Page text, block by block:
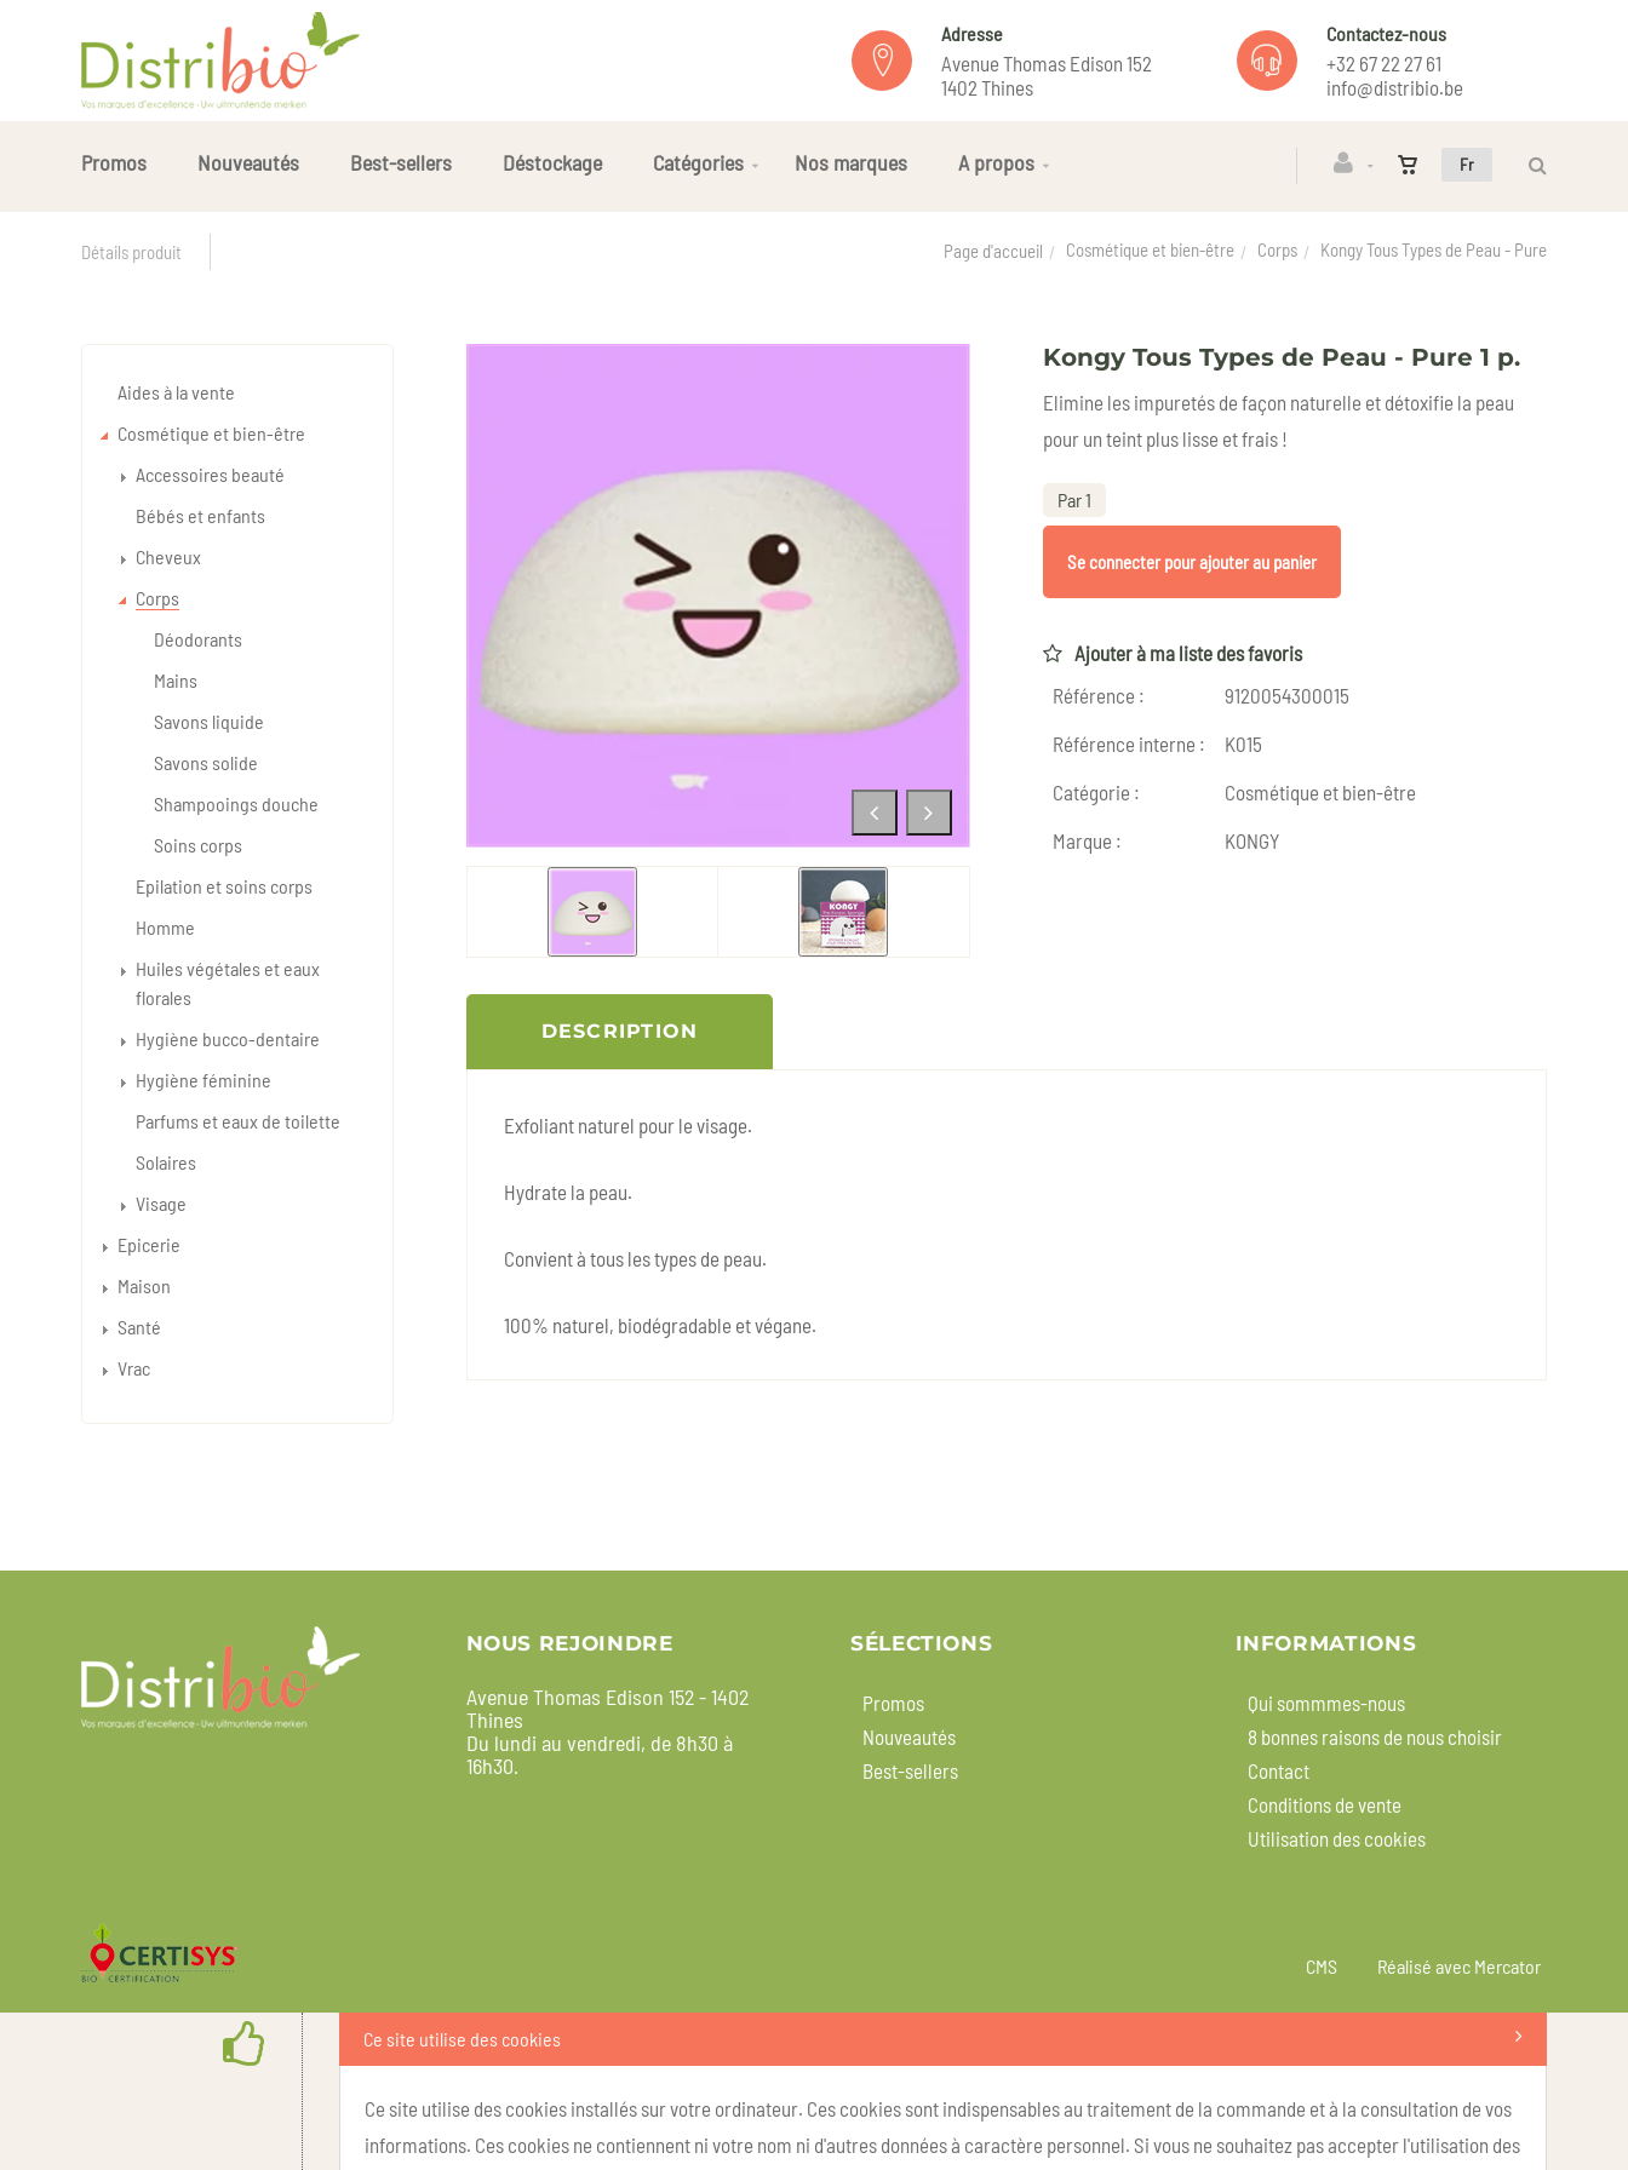
Adresse
Avenue Thomas Edison 152
1402 Thines
Contactez-nous
+32 67 22 27 61
info@distribio.be
Fr
Promos Nouveautés Best-sellers Déstockage Catégories Nos marques A propos
Détails produit Page d'accueil Cosmétique et bien-être Corps Kongy Tous Types de Peau - Pure
Kongy Tous Types de Peau - Pure 1 p.
Elimine les impuretés de façon naturelle et détoxifie la peau
pour un teint plus lisse et frais !
Par 1
Se connecter pour ajouter au panier
Ajouter à ma liste des favoris
Référence :
9120054300015
Référence interne :
K015
Catégorie :
Cosmétique et bien-être
Marque :
KONGY
DESCRIPTION
Exfoliant naturel pour le visage.
Hydrate la peau.
Convient à tous les types de peau.
100% naturel, biodégradable et végane.
Aides à la vente
Cosmétique et bien-être
Accessoires beauté
Bébés et enfants
Cheveux
Corps
Déodorants
Mains
Savons liquide
Savons solide
Shampooings douche
Soins corps
Epilation et soins corps
Homme
Huiles végétales et eaux
florales
Hygiène bucco-dentaire
Hygiène féminine
Parfums et eaux de toilette
Solaires
Visage
Epicerie
Maison
Santé
Vrac
NOUS REJOINDRE
Avenue Thomas Edison 152 - 1402
Thines
Du lundi au vendredi, de 8h30 à
16h30.
SÉLECTIONS
Promos
Nouveautés
Best-sellers
INFORMATIONS
Qui sommmes-nous
8 bonnes raisons de nous choisir
Contact
Conditions de vente
Utilisation des cookies
CMS Réalisé avec Mercator
Ce site utilise des cookies
Ce site utilise des cookies installés sur votre ordinateur. Ces cookies sont indispensables au traitement de la commande et à la consultation de vos
informations. Ces cookies ne contiennent ni votre nom ni d'autres données à caractère personnel. Si vous ne souhaitez pas accepter l'utilisation des